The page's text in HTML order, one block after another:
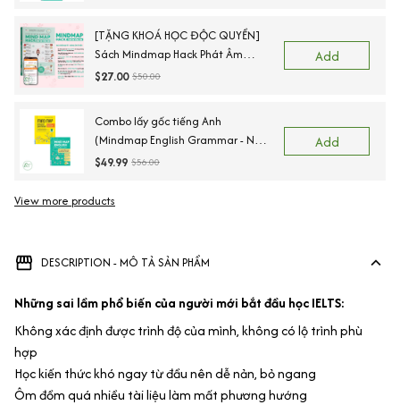
[TẶNG KHOÁ HỌC ĐỘC QUYỀN]
Sách Mindmap Hack Phát Âm
Tiếng Anh Cho Người Mới Bắt Đầu,
$27.00 $50.00
Add
Combo lấy gốc tiếng Anh
(Mindmap English Grammar - Ngữ
Pháp Tiếng Anh Bằng Sơ Đồ Tư
- Từ Vựng Tiếng Anh Qua Sơ Đồ
$49.99 $56.00
Add
View more products
DESCRIPTION - MÔ TẢ SẢN PHẨM
Những sai lầm phổ biến của người mới bắt đầu học IELTS:
Không xác định được trình độ của mình, không có lộ trình phù
hợp
Học kiến thức khó ngay từ đầu nên dễ nản, bỏ ngang
Ôm đồm quá nhiều tài liệu làm mất phương hướng